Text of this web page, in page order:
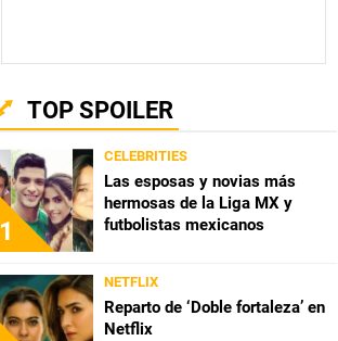
TOP SPOILER
1
CELEBRITIES
Las esposas y novias más
hermosas de la Liga MX y
futbolistas mexicanos
NETFLIX
Reparto de ‘Doble fortaleza’ en
Netflix